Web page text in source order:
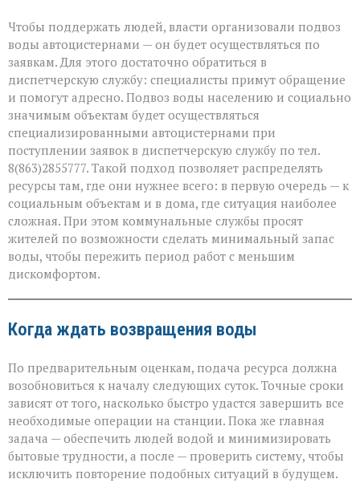
Чтобы поддержать людей, власти организовали подвоз
воды автоцистернами — он будет осуществляться по
заявкам. Для этого достаточно обратиться в
диспетчерскую службу: специалисты примут обращение
и помогут адресно. Подвоз воды населению и социально
значимым объектам будет осуществляться
специализированными автоцистернами при
поступлении заявок в диспетчерскую службу по тел.
8(863)2855777. Такой подход позволяет распределять
ресурсы там, где они нужнее всего: в первую очередь — к
социальным объектам и в дома, где ситуация наиболее
сложная. При этом коммунальные службы просят
жителей по возможности сделать минимальный запас
воды, чтобы пережить период работ с меньшим
дискомфортом.
Когда ждать возвращения воды
По предварительным оценкам, подача ресурса должна
возобновиться к началу следующих суток. Точные сроки
зависят от того, насколько быстро удастся завершить все
необходимые операции на станции. Пока же главная
задача — обеспечить людей водой и минимизировать
бытовые трудности, а после — проверить систему, чтобы
исключить повторение подобных ситуаций в будущем.